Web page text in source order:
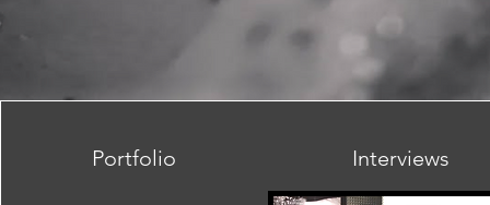
Portfolio Interviews